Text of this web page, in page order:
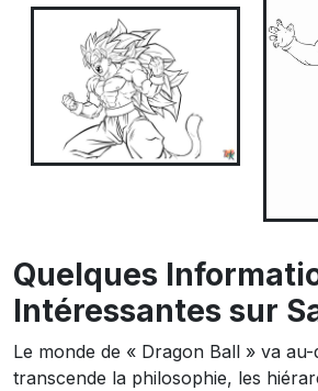
Quelques
Intéressantes sur
Le monde de « Dragon Ball » va
transcende la philosophie, les